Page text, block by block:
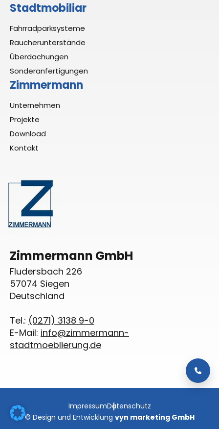
Zimmermann GmbH
Fludersbach 226
57074 Siegen
Deutschland
Tel.: (0271) 3138 9-0
E-Mail: info@zimmermann-
stadtmoeblierung.de
Stadtmobiliar
Fahrradparksysteme
Raucherunterstände
Überdachungen
Sonderanfertigungen
Zimmermann
Unternehmen
Projekte
Download
Kontakt
ImpressumDatenschutz
© Design und Entwicklung vyn marketing GmbH